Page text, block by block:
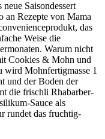
Saisondessert
an Rezepte von Mama
das
Weise die
Warum nicht
Cookies & Mohn und
wird Mohnfertigmasse 1
und der Boden der
die frischli Rhabarber-
Sauce als
rundet das fruchtig-